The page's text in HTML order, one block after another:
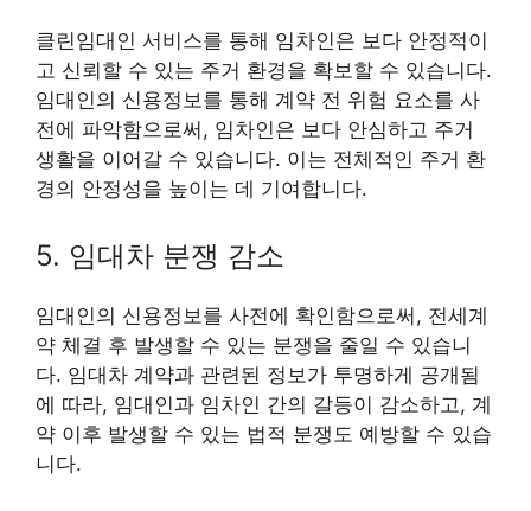
클린임대인 서비스를 통해 임차인은 보다 안정적이
고 신뢰할 수 있는 주거 환경을 확보할 수 있습니다.
임대인의 신용정보를 통해 계약 전 위험 요소를 사
전에 파악함으로써, 임차인은 보다 안심하고 주거
생활을 이어갈 수 있습니다. 이는 전체적인 주거 환
경의 안정성을 높이는 데 기여합니다.
5. 임대차 분쟁 감소
임대인의 신용정보를 사전에 확인함으로써, 전세계
약 체결 후 발생할 수 있는 분쟁을 줄일 수 있습니
다. 임대차 계약과 관련된 정보가 투명하게 공개됨
에 따라, 임대인과 임차인 간의 갈등이 감소하고, 계
약 이후 발생할 수 있는 법적 분쟁도 예방할 수 있습
니다.